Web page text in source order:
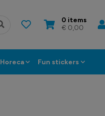
0 items
€ 0,00
Horeca Fun stickers